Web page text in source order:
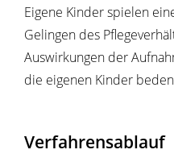
Eigene Kinder spielen
Gelingen des
Auswirkungen der
die eigenen Kinder
Verfahrensablauf